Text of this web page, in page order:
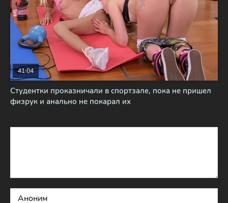
Студентки проказничали в спортзале, пока не пришел
физрук и анально не покарал их
41:04